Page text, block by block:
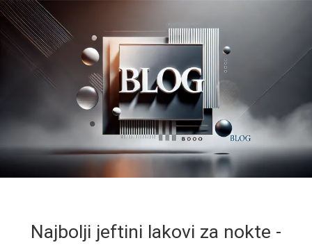
Najbolji jeftini lakovi za nokte -